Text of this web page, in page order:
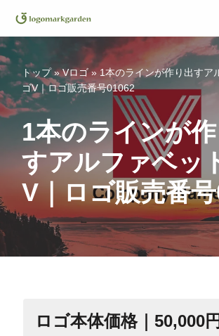
コ
ン
テ
ン
ツ
トップ»Vロゴ» 1本のラインが作り出すア
ゴV｜ロゴ販売番号01062
1本のラインが
すアルファベッ
V｜ロゴ販売番
ロゴ本体価格｜50,000円